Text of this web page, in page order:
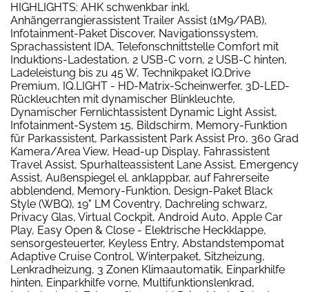
HIGHLIGHTS: AHK schwenkbar inkl.
Anhängerrangierassistent Trailer Assist (1M9/PAB),
Infotainment-Paket Discover, Navigationssystem,
Sprachassistent IDA, Telefonschnittstelle Comfort mit
Induktions-Ladestation, 2 USB-C vorn, 2 USB-C hinten,
Ladeleistung bis zu 45 W, Technikpaket IQ.Drive
Premium, IQ.LIGHT - HD-Matrix-Scheinwerfer, 3D-LED-
Rückleuchten mit dynamischer Blinkleuchte,
Dynamischer Fernlichtassistent Dynamic Light Assist,
Infotainment-System 15, Bildschirm, Memory-Funktion
für Parkassistent, Parkassistent Park Assist Pro, 360 Grad
Kamera/Area View, Head-up Display, Fahrassistent
Travel Assist, Spurhalteassistent Lane Assist, Emergency
Assist, Außenspiegel el. anklappbar, auf Fahrerseite
abblendend, Memory-Funktion, Design-Paket Black
Style (WBQ), 19" LM Coventry, Dachreling schwarz,
Privacy Glas, Virtual Cockpit, Android Auto, Apple Car
Play, Easy Open & Close - Elektrische Heckklappe,
sensorgesteuerter, Keyless Entry, Abstandstempomat
Adaptive Cruise Control, Winterpaket, Sitzheizung,
Lenkradheizung, 3 Zonen Klimaautomatik, Einparkhilfe
hinten, Einparkhilfe vorne, Multifunktionslenkrad,